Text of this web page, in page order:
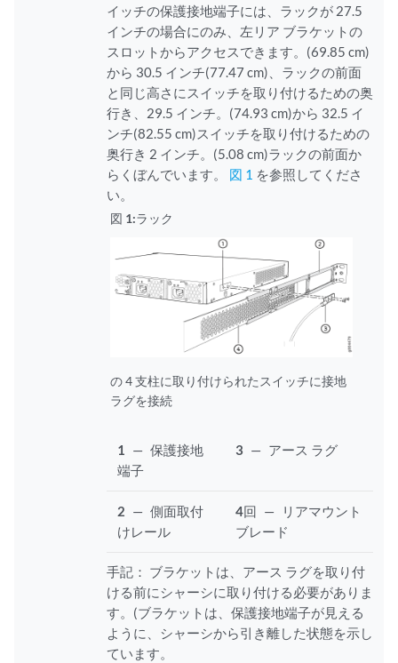
イッチの保護接地端子には、ラックが 27.5
インチの場合にのみ、左リア ブラケットの
スロットからアクセスできます。(69.85 cm)
から 30.5 インチ(77.47 cm)、ラックの前面
と同じ高さにスイッチを取り付けるための奥
行き、29.5 インチ。(74.93 cm)から 32.5 イ
ンチ(82.55 cm)スイッチを取り付けるための
奥行き 2 インチ。(5.08 cm)ラックの前面か
らくぼんでいます。 図 1 を参照してくださ
い。
図 1:ラック
の 4 支柱に取り付けられたスイッチに接地
ラグを接続
1 — 保護接地
端子
3 — アース ラグ
2 — 側面取付
けレール
4回 —
リアマウント
ブレード
手記： ブラケットは、アース ラグを取り付
ける前にシャーシに取り付ける必要がありま
す。(ブラケットは、保護接地端子が見える
ように、シャーシから引き離した状態を示し
ています。